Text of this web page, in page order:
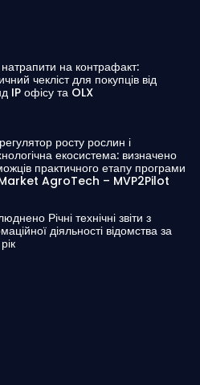
на контрафакт:
чекліст для покупців від
IP офісу та OLX
росту рослин і
екосистема: визначено
практичного етапу програми
AgroTech – MVP2Pilot
Річні технічні звіти з
діяльності відомства за